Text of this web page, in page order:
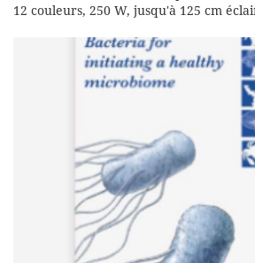
12 couleurs, 250 W, jusqu'à 125 cm